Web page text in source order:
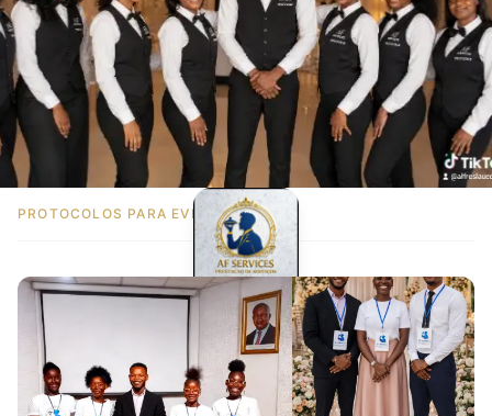
AF Services Prestação de Serviços
Protocolar
Luanda, Viana
PROTOCOLOS PARA EVENTOS